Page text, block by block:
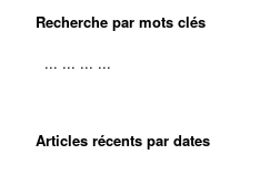
Recherche par mots clés
Articles récents par dates